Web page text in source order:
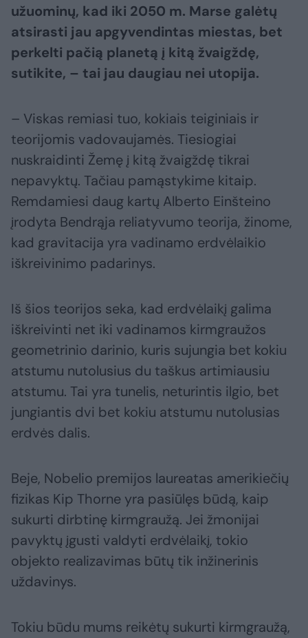
užuominų, kad iki 2050 m. Marse galėtų
atsirasti jau apgyvendintas miestas, bet
perkelti pačią planetą į kitą žvaigždę,
sutikite, – tai jau daugiau nei utopija.
– Viskas remiasi tuo, kokiais teiginiais ir
teorijomis vadovaujamės. Tiesiogiai
nuskraidinti Žemę į kitą žvaigždę tikrai
nepavyktų. Tačiau pamąstykime kitaip.
Remdamiesi daug kartų Alberto Einšteino
įrodyta Bendrąja reliatyvumo teorija, žinome,
kad gravitacija yra vadinamo erdvėlaikio
iškreivinimo padarinys.
Iš šios teorijos seka, kad erdvėlaikį galima
iškreivinti net iki vadinamos kirmgraužos
geometrinio darinio, kuris sujungia bet kokiu
atstumu nutolusius du taškus artimiausiu
atstumu. Tai yra tunelis, neturintis ilgio, bet
jungiantis dvi bet kokiu atstumu nutolusias
erdvės dalis.
Beje, Nobelio premijos laureatas amerikiečių
fizikas Kip Thorne yra pasiūlęs būdą, kaip
sukurti dirbtinę kirmgraužą. Jei žmonijai
pavyktų įgusti valdyti erdvėlaikį, tokio
objekto realizavimas būtų tik inžinerinis
uždavinys.
Tokiu būdu mums reikėtų sukurti kirmgraužą,